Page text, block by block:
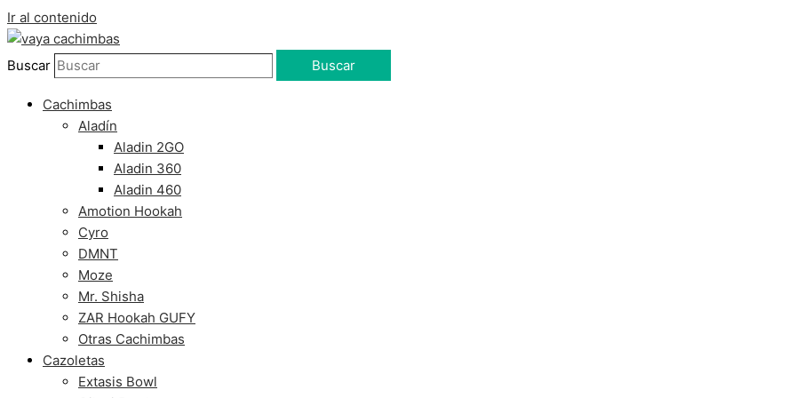
Ir al contenido
Buscar Buscar
Cachimbas
Aladín
Aladin 2GO
Aladin 360
Aladin 460
Amotion Hookah
Cyro
DMNT
Moze
Mr. Shisha
ZAR Hookah GUFY
Otras Cachimbas
Cazoletas
Extasis Bowl